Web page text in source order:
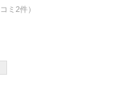
ミ2件）